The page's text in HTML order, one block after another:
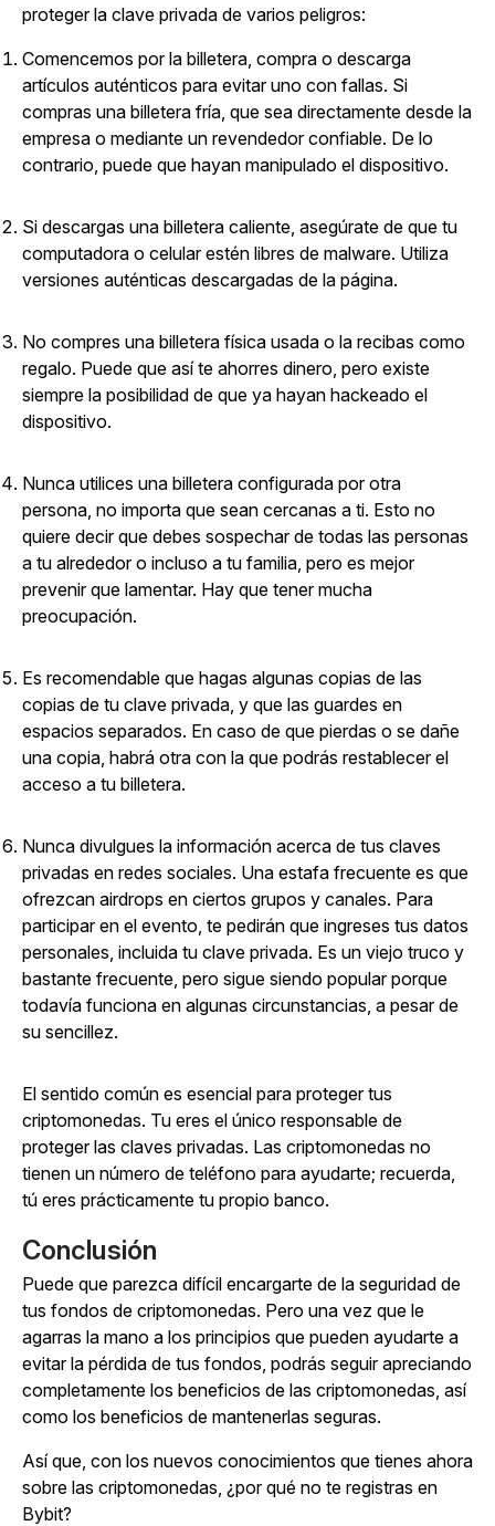
proteger la clave privada de varios peligros:
Comencemos por la billetera, compra o descarga
artículos auténticos para evitar uno con fallas. Si
compras una billetera fría, que sea directamente desde la
empresa o mediante un revendedor confiable. De lo
contrario, puede que hayan manipulado el dispositivo.
Si descargas una billetera caliente, asegúrate de que tu
computadora o celular estén libres de malware. Utiliza
versiones auténticas descargadas de la página.
No compres una billetera física usada o la recibas como
regalo. Puede que así te ahorres dinero, pero existe
siempre la posibilidad de que ya hayan hackeado el
dispositivo.
Nunca utilices una billetera configurada por otra
persona, no importa que sean cercanas a ti. Esto no
quiere decir que debes sospechar de todas las personas
a tu alrededor o incluso a tu familia, pero es mejor
prevenir que lamentar. Hay que tener mucha
preocupación.
Es recomendable que hagas algunas copias de las
copias de tu clave privada, y que las guardes en
espacios separados. En caso de que pierdas o se dañe
una copia, habrá otra con la que podrás restablecer el
acceso a tu billetera.
Nunca divulgues la información acerca de tus claves
privadas en redes sociales. Una estafa frecuente es que
ofrezcan airdrops en ciertos grupos y canales. Para
participar en el evento, te pedirán que ingreses tus datos
personales, incluida tu clave privada. Es un viejo truco y
bastante frecuente, pero sigue siendo popular porque
todavía funciona en algunas circunstancias, a pesar de
su sencillez.
El sentido común es esencial para proteger tus
criptomonedas. Tu eres el único responsable de
proteger las claves privadas. Las criptomonedas no
tienen un número de teléfono para ayudarte; recuerda,
tú eres prácticamente tu propio banco.
Conclusión
Puede que parezca difícil encargarte de la seguridad de
tus fondos de criptomonedas. Pero una vez que le
agarras la mano a los principios que pueden ayudarte a
evitar la pérdida de tus fondos, podrás seguir apreciando
completamente los beneficios de las criptomonedas, así
como los beneficios de mantenerlas seguras.
Así que, con los nuevos conocimientos que tienes ahora
sobre las criptomonedas, ¿por qué no te registras en
Bybit?